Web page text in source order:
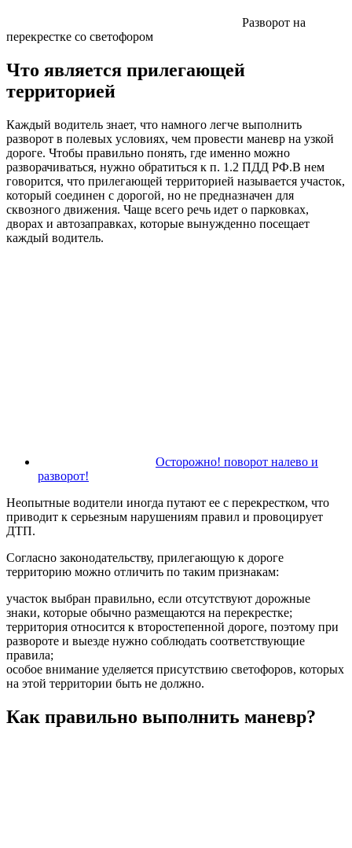
Разворот на
перекрестке со светофором
Что является прилегающей
территорией
Каждый водитель знает, что намного легче выполнить
разворот в полевых условиях, чем провести маневр на узкой
дороге. Чтобы правильно понять, где именно можно
разворачиваться, нужно обратиться к п. 1.2 ПДД РФ.В нем
говорится, что прилегающей территорией называется участок,
который соединен с дорогой, но не предназначен для
сквозного движения. Чаще всего речь идет о парковках,
дворах и автозаправках, которые вынужденно посещает
каждый водитель.
Осторожно! поворот налево и
разворот!
Неопытные водители иногда путают ее с перекрестком, что
приводит к серьезным нарушениям правил и провоцирует
ДТП.
Согласно законодательству, прилегающую к дороге
территорию можно отличить по таким признакам:
участок выбран правильно, если отсутствуют дорожные
знаки, которые обычно размещаются на перекрестке;
территория относится к второстепенной дороге, поэтому при
развороте и выезде нужно соблюдать соответствующие
правила;
особое внимание уделяется присутствию светофоров, которых
на этой территории быть не должно.
Как правильно выполнить маневр?